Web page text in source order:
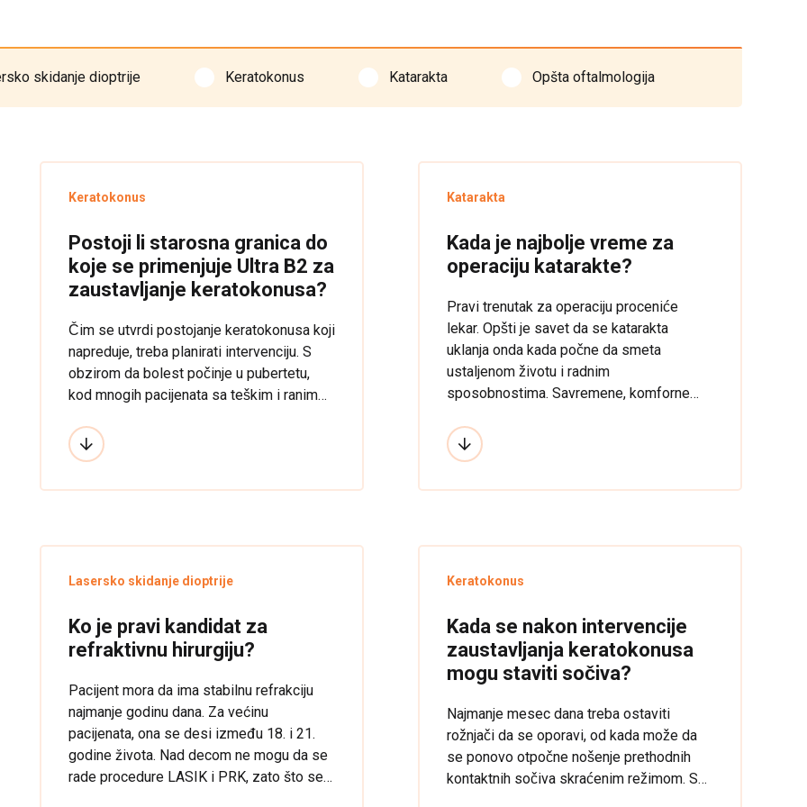
skidanje dioptrije Keratokonus Katarakta Opšta oftalmologija
Keratokonus
Postoji li starosna granica do
koje se primenjuje Ultra B2 za
zaustavljanje keratokonusa?
Čim se utvrdi postojanje keratokonusa koji
napreduje, treba planirati intervenciju. S
obzirom da bolest počinje u pubertetu,
kod mnogih pacijenata sa teškim i ranim
primenjuje vrlo rano. Što se gornje granice
tiče, najčešće se spontano zaustavlja
radi samo ukoliko se utvrdi da postoji
Katarakta
Kada je najbolje vreme za
operaciju katarakte?
Pravi trenutak za operaciju proceniće
lekar. Opšti je savet da se katarakta
uklanja onda kada počne da smeta
ustaljenom životu i radnim
sposobnostima. Savremene, komforne
treba da “sazri” pa tek onda da se operiše.
Lasersko skidanje dioptrije
Ko je pravi kandidat za
refraktivnu hirurgiju?
Pacijent mora da ima stabilnu refrakciju
najmanje godinu dana. Za većinu
pacijenata, ona se desi između 18. i 21.
godine života. Nad decom ne mogu da se
rade procedure LASIK i PRK, zato što se
Keratokonus
Kada se nakon intervencije
zaustavljanja keratokonusa
mogu staviti sočiva?
Najmanje mesec dana treba ostaviti
rožnjači da se oporavi, od kada može da
se ponovo otpočne nošenje prethodnih
kontaktnih sočiva skraćenim režimom. S